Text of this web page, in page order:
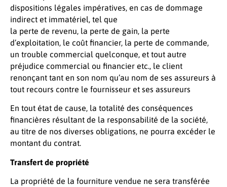
dispositions légales impératives, en cas de dommage
indirect et immatériel, tel que
la perte de revenu, la perte de gain, la perte
d’exploitation, le coût financier, la perte de commande,
un trouble commercial quelconque, et tout autre
préjudice commercial ou financier etc., le client
renonçant tant en son nom qu’au nom de ses assureurs à
tout recours contre le fournisseur et ses assureurs
En tout état de cause, la totalité des conséquences
financières résultant de la responsabilité de la société,
au titre de nos diverses obligations, ne pourra excéder le
montant du contrat.
Transfert de propriété
La propriété de la fourniture vendue ne sera transférée